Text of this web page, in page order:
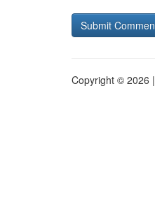
Copyright © 2026 |